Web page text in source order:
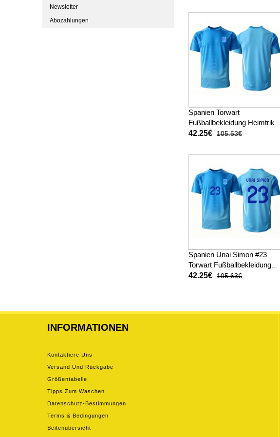
Newsletter
Abozahlungen
Spanien Torwart
Fußballbekleidung Heimtrikot
WM 2026 Kurzarm
42.25€ 105.63€
Spanien Unai Simon #23
Torwart Fußballbekleidung
Heimtrikot WM 2026 Kurzarm
42.25€ 105.63€
INFORMATIONEN
Kontaktiere Uns
Versand Und Rückgabe
Größentabelle
Tipps Zum Waschen
Datenschutz-Bestimmungen
Terms & Bedingungen
Seitenübersicht